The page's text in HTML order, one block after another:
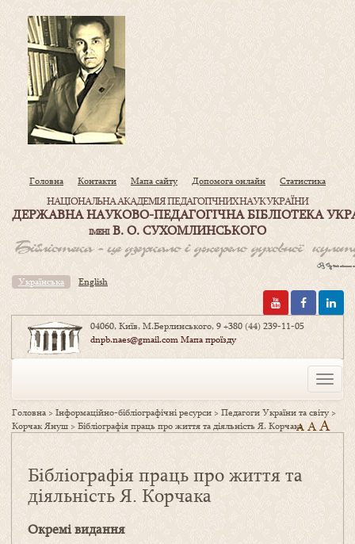
Головна Контакти Мапа сайту Допомога онлайн Статистика
НАЦІОНАЛЬНА АКАДЕМІЯ ПЕДАГОГІЧНИХ НАУК УКРАЇНИ
ДЕРЖАВНА НАУКОВО-ПЕДАГОГІЧНА БІБЛІОТЕКА
ІМЕНІВ. О. СУХОМЛИНСЬКОГО
Українська English
04060, Київ, М.Берлинського, 9+380 (44) 239-11-05
dnpb.naes@gmail.comМапа проїзду
Toggle
Головна >Інформаційно-бібліографічні ресурси >Педагоги України та світу>
Корчак Януш >Бібліографія праць про життя та діяльність Я. Корчака
A AA
Бібліографія праць про життя та
діяльність Я. Корчака
Окремі видання